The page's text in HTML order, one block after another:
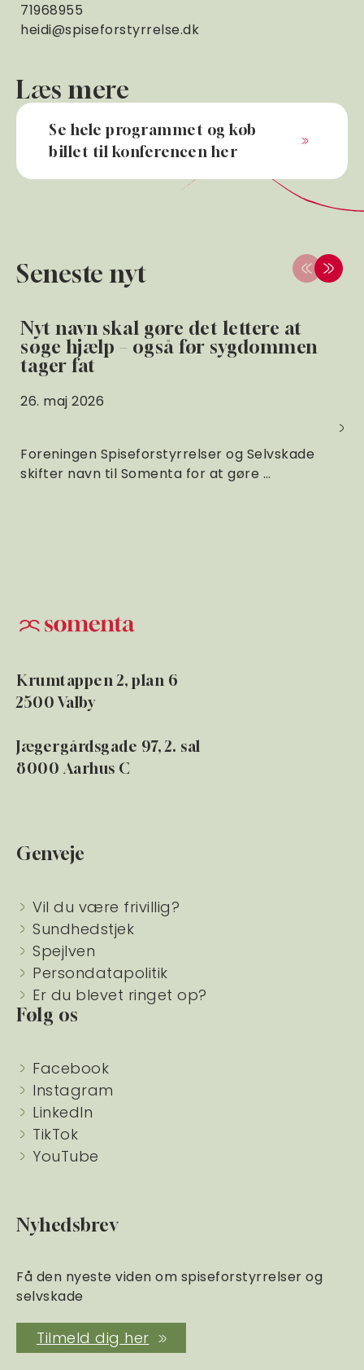
71968955
heidi@spiseforstyrrelse.dk
Læs mere
Se hele programmet og køb
billet til konferencen her
Seneste nyt
Nyt navn skal gøre det lettere at
søge hjælp – også før sygdommen
tager fat
26. maj 2026
Foreningen Spiseforstyrrelser og Selvskade
skifter navn til Somenta for at gøre …
Krumtappen 2, plan 6
2500 Valby
Jægergårdsgade 97, 2. sal
8000 Aarhus C
Genveje
Vil du være frivillig?
Sundhedstjek
Spejlven
Persondatapolitik
Er du blevet ringet op?
Følg os
Facebook
Instagram
LinkedIn
TikTok
YouTube
Nyhedsbrev
Få den nyeste viden om spiseforstyrrelser og
selvskade
Tilmeld dig her